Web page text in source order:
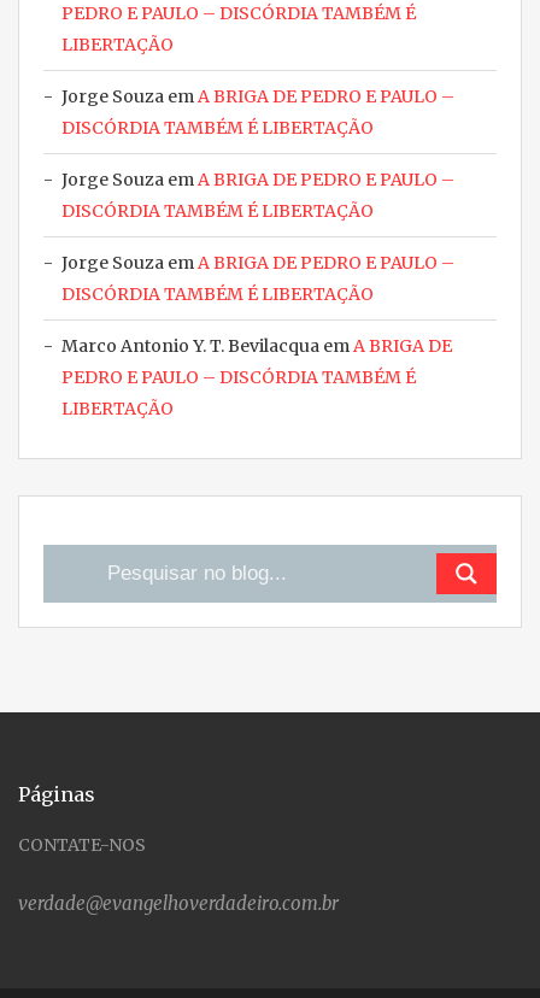
PEDRO E PAULO – DISCÓRDIA TAMBÉM É
LIBERTAÇÃO
Jorge Souza em A BRIGA DE PEDRO E PAULO –
DISCÓRDIA TAMBÉM É LIBERTAÇÃO
Jorge Souza em A BRIGA DE PEDRO E PAULO –
DISCÓRDIA TAMBÉM É LIBERTAÇÃO
Jorge Souza em A BRIGA DE PEDRO E PAULO –
DISCÓRDIA TAMBÉM É LIBERTAÇÃO
Marco Antonio Y. T. Bevilacqua em A BRIGA DE
PEDRO E PAULO – DISCÓRDIA TAMBÉM É
LIBERTAÇÃO
Páginas
CONTATE-NOS
verdade@evangelhoverdadeiro.com.br